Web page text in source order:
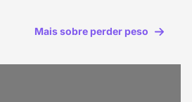
Mais sobre perder peso